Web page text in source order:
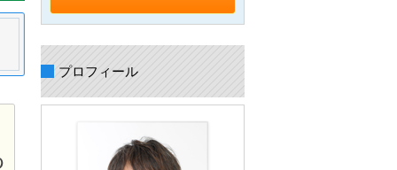
プロフィール